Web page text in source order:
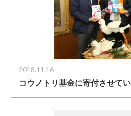
2018.11.16
コウノトリ基金に寄付させて